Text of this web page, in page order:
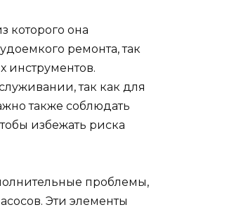
которого она
ремонта, так
инструментов.
так как для
также соблюдать
избежать риска
проблемы,
Эти элементы